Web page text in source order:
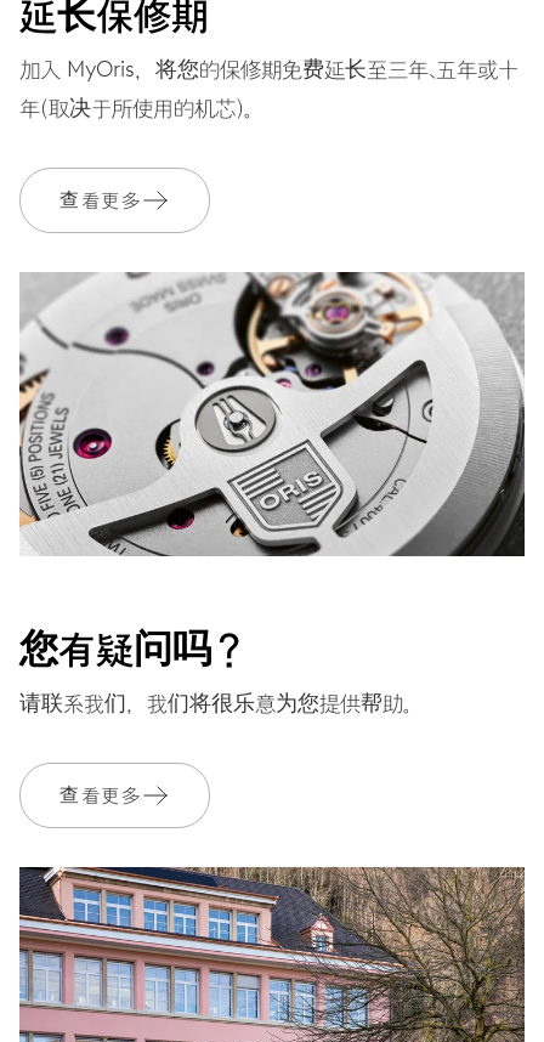
延长保修期
加入 MyOris，将您的保修期免费延长至三年、五年或十
年（取决于所使用的机芯）。
查看更多
您有疑问吗？
请联系我们，我们将很乐意为您提供帮助。
查看更多